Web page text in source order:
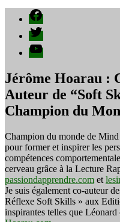
Facebook
Twitter
YouTube
Jérôme Hoarau :
Auteur de “Soft
Champion du
Champion du monde de
pour former et inspirer les
compétences
cerveau grâce à la Lecture
passiondapprendre.com et
Je suis également co-auteur
Réflexe Soft Skills » aux
inspirantes telles que